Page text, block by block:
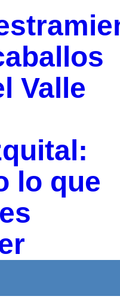
Valle
lo que